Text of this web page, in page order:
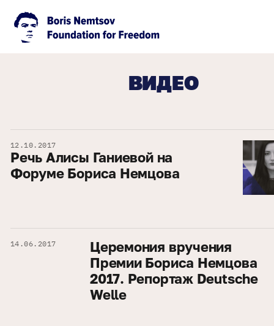
ВИДЕО
12.10.2017
Речь Алисы Ганиевой на
Форуме Бориса Немцова
14.06.2017
Церемония вручения
Премии Бориса Немцова
2017. Репортаж Deutsche
Welle